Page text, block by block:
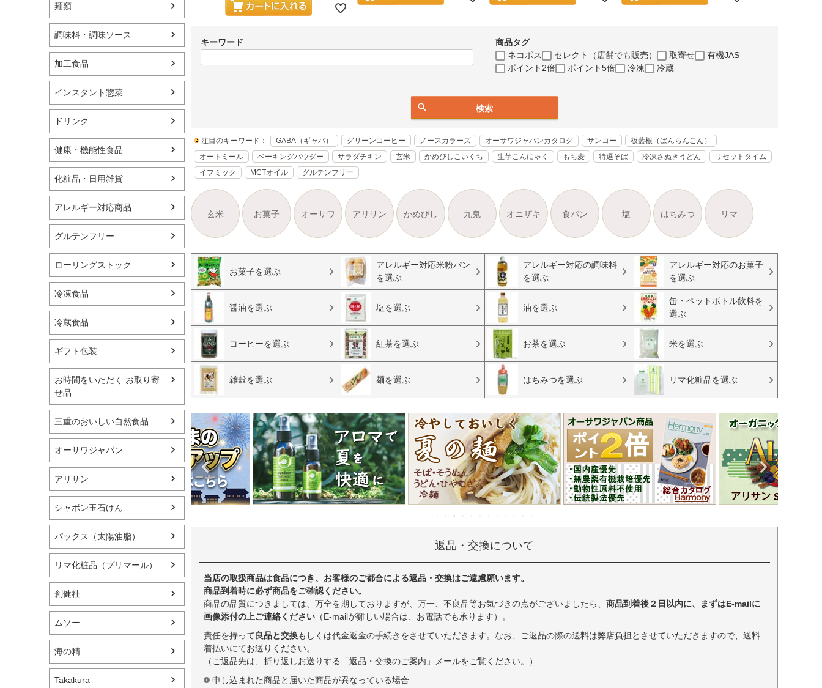
麺類
調味料・調味ソース
加工食品
インスタント惣菜
ドリンク
健康・機能性食品
化粧品・日用雑貨
アレルギー対応商品
グルテンフリー
ローリングストック
冷凍食品
冷蔵食品
ギフト包装
お時間をいただく お取り寄
せ品
三重のおいしい自然食品
オーサワジャパン
アリサン
シャボン玉石けん
パックス（太陽油脂）
リマ化粧品（プリマール）
創健社
ムソー
海の精
Takakura
キーワード
商品タグ
ネコポス
セレクト（店舗でも販売） 取寄せ
有機JAS
ポイント2倍
ポイント5倍 冷凍 冷蔵
検索
注目のキーワード： GABA（ギャバ） グリーンコーヒー ノースカラーズ オーサワジャパンカタログ サンコー
板藍根（ばんらんこん）
オートミール
ベーキングパウダー サラダチキン 玄米 かめびしこいくち 生芋こんにゃく もち麦 特選そば 冷凍さぬきうどん
リセットタイム
イフミック
MCTオイル グルテンフリー
玄米 お菓子 オーサワ アリサン かめびし 九鬼 オニザキ 食パン 塩 はちみつ リマ
お菓子を選ぶ
アレルギー対応米粉パン
を選ぶ
アレルギー対応の調味料
を選ぶ
アレルギー対応のお菓子
を選ぶ
醤油を選ぶ 塩を選ぶ 油を選ぶ
缶・ペットボトル飲料を
選ぶ
コーヒーを選ぶ 紅茶を選ぶ お茶を選ぶ 米を選ぶ
雑穀を選ぶ 麺を選ぶ はちみつを選ぶ リマ化粧品を選ぶ
返品・交換について
当店の取扱商品は食品につき、お客様のご都合による返品・交換はご遠慮願います。
商品到着時に必ず商品をご確認ください。
商品の品質につきましては、万全を期しておりますが、万一、不良品等お気づきの点がございましたら、 商品到着後２日以内に、まずはE-mailに
画像添付の上ご連絡ください （E-mailが難しい場合は、お電話でも承ります）。
責任を持って 良品と交換もしくは代金返金の手続きをさせていただきます。なお、ご返品の際の送料は弊店負担とさせていただきますので、送料
着払いにてお送りください。
（ご返品先は、折り返しお送りする「返品・交換のご案内」メールをご覧ください。）
申し込まれた商品と届いた商品が異なっている場合